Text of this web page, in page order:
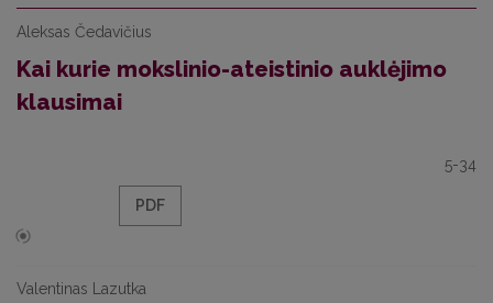
Aleksas Čedavičius
Kai kurie mokslinio-ateistinio auklėjimo
klausimai
5-34
PDF
Valentinas Lazutka